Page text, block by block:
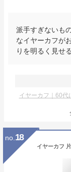
派手すぎないも
なイヤーカフが
りを明るく見せ
イヤーカフ｜60代
no. 18